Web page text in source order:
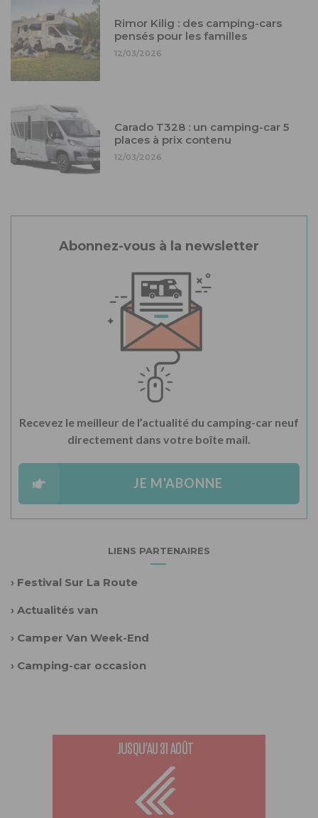
Rimor Kilig : des camping-cars
pensés pour les familles
12/03/2026
Carado T328 : un camping-car 5
places à prix contenu
12/03/2026
Abonnez-vous à la newsletter
Recevez le meilleur de l’actualité du camping-car neuf
directement dans votre boîte mail.
JE M'ABONNE
LIENS PARTENAIRES
› Festival Sur La Route
› Actualités van
› Camper Van Week-End
› Camping-car occasion